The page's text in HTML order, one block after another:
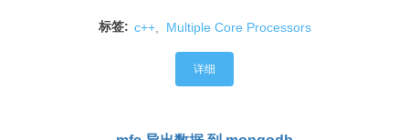
标签: c++, Multiple Core Processors
详细